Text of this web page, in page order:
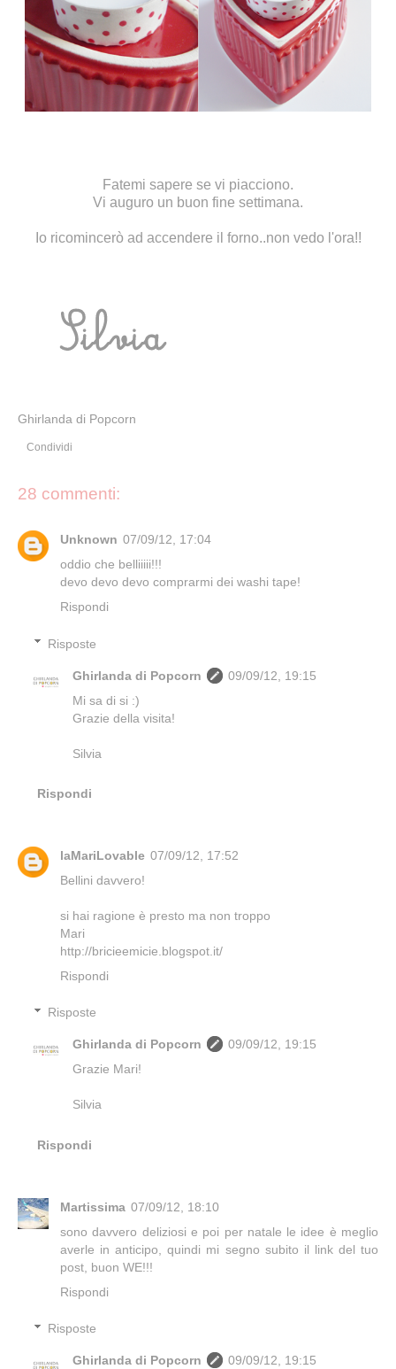
Fatemi sapere se vi piacciono.
Vi auguro un buon fine settimana.
Io ricomincerò ad accendere il forno..non vedo l'ora!!
Ghirlanda di Popcorn
Condividi
28 commenti:
Unknown 07/09/12, 17:04
oddio che belliiiii!!!
devo devo devo comprarmi dei washi tape!
Rispondi
Risposte
Ghirlanda di Popcorn
09/09/12, 19:15
Mi sa di si :)
Grazie della visita!
Silvia
Rispondi
laMariLovable 07/09/12, 17:52
Bellini davvero!
si hai ragione è presto ma non troppo
Mari
http://bricieemicie.blogspot.it/
Rispondi
Risposte
Ghirlanda di Popcorn
09/09/12, 19:15
Grazie Mari!
Silvia
Rispondi
Martissima 07/09/12, 18:10
sono davvero deliziosi e poi per natale le idee è meglio
averle in anticipo, quindi mi segno subito il link del tuo
post, buon WE!!!
Rispondi
Risposte
Ghirlanda di Popcorn
09/09/12, 19:15